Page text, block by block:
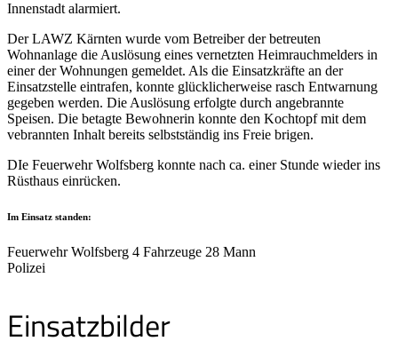
Innenstadt alarmiert.
Der LAWZ Kärnten wurde vom Betreiber der betreuten
Wohnanlage die Auslösung eines vernetzten Heimrauchmelders in
einer der Wohnungen gemeldet. Als die Einsatzkräfte an der
Einsatzstelle eintrafen, konnte glücklicherweise rasch Entwarnung
gegeben werden. Die Auslösung erfolgte durch angebrannte
Speisen. Die betagte Bewohnerin konnte den Kochtopf mit dem
vebrannten Inhalt bereits selbstständig ins Freie brigen.
DIe Feuerwehr Wolfsberg konnte nach ca. einer Stunde wieder ins
Rüsthaus einrücken.
Im Einsatz standen:
Feuerwehr Wolfsberg 4 Fahrzeuge 28 Mann
Polizei
Einsatzbilder